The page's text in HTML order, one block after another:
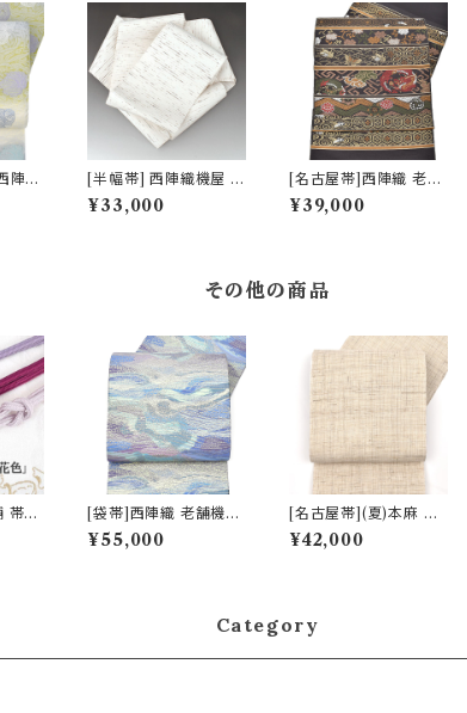
陣織
[半幅帯] 西陣織機屋 謹
製 ぜんまい紬 正絹 日
本製(商品番号:17046)
¥33,000
[名古屋帯]西陣織 老舗
鹿子井山田 謹製 九寸
帯 正絹 日本製(商品番
¥39,000
その他の商品
帯締
[袋帯]西陣織 老舗機屋
謹製 金華山織 正絹 日
本製(商品番号:22460)
¥55,000
[名古屋帯](夏)本麻 近
江上布 川口織物 謹製
八寸帯 日本製(商品番
¥42,000
Category